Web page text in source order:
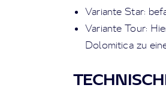
Variante Star:
Variante Tour:
Dolomitica zu